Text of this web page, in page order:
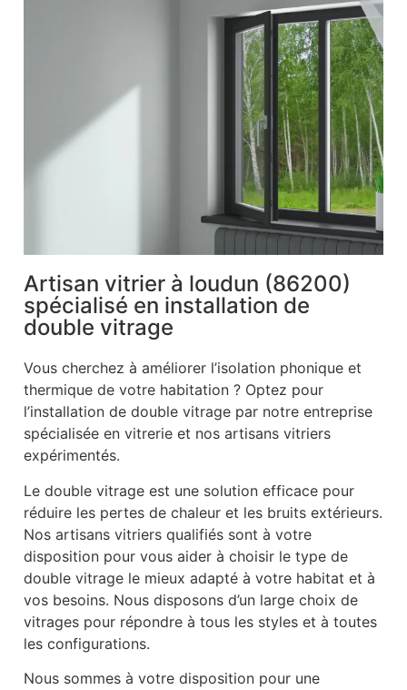
Artisan vitrier à loudun (86200)
spécialisé en installation de
double vitrage
Vous cherchez à améliorer l’isolation phonique et
thermique de votre habitation ? Optez pour
l’installation de double vitrage par notre entreprise
spécialisée en vitrerie et nos artisans vitriers
expérimentés.
Le double vitrage est une solution efficace pour
réduire les pertes de chaleur et les bruits extérieurs.
Nos artisans vitriers qualifiés sont à votre
disposition pour vous aider à choisir le type de
double vitrage le mieux adapté à votre habitat et à
vos besoins. Nous disposons d’un large choix de
vitrages pour répondre à tous les styles et à toutes
les configurations.
Nous sommes à votre disposition pour une